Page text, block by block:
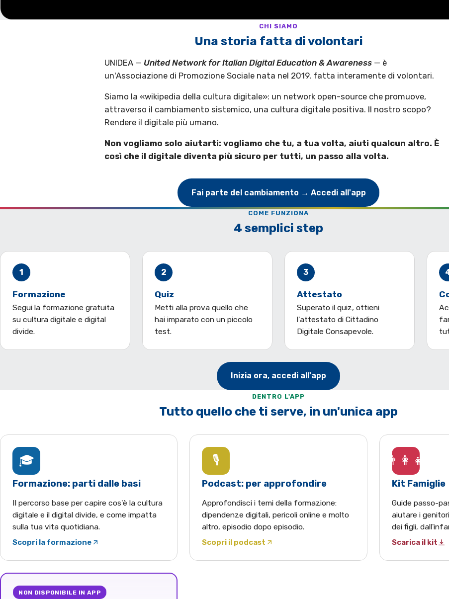
CHI SIAMO
Una storia fatta di volontari
UNIDEA — United Network for Italian Digital Education & Awareness — è
un'Associazione di Promozione Sociale nata nel 2019, fatta interamente di volontari.
Siamo la «wikipedia della cultura digitale»: un network open-source che promuove,
attraverso il cambiamento sistemico, una cultura digitale positiva. Il nostro scopo?
Rendere il digitale più umano.
Non vogliamo solo aiutarti: vogliamo che tu, a tua volta, aiuti qualcun altro. È
così che il digitale diventa più sicuro per tutti, un passo alla volta.
Fai parte del cambiamento → Accedi all'app
COME FUNZIONA
4 semplici step
1
Formazione
Segui la formazione gratuita
su cultura digitale e digital
divide.
2
Quiz
Metti alla prova quello che
hai imparato con un piccolo
test.
3
Attestato
Superato il quiz, ottieni
l'attestato di Cittadino
Digitale Consapevole.
Inizia ora, accedi all'app
DENTRO L'APP
Tutto quello che ti serve, in un'unica app
🎓
Formazione: parti dalle basi
Il percorso base per capire cos'è la cultura
digitale e il digital divide, e come impatta
sulla tua vita quotidiana.
Scopri la formazione
(apre YouTube in una nuova scheda)
🎙️
Podcast: per approfondire
Approfondisci i temi della formazione:
dipendenze digitali, pericoli online e molto
altro, episodio dopo episodio.
Scopri il podcast
(apre Spotify in una nuova scheda)
👨‍👩‍👧
Kit Famiglie
Guide passo-
aiutare i
dei figli,
Scarica il kit
NON DISPONIBILE IN APP